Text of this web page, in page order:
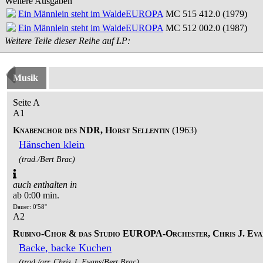
Ein Männlein steht im WaldeEUROPA MC 515 412.0 (1979)
Ein Männlein steht im WaldeEUROPA MC 512 002.0 (1987)
Weitere Teile dieser Reihe auf LP:
Musik
Seite A
A1
Knabenchor des NDR, Horst Sellentin (1963)
Hänschen klein
(trad./Bert Brac)
auch enthalten in
ab 0:00 min.
Dauer: 0'58''
A2
Rubino-Chor & das Studio EUROPA-Orchester, Chris J.
Backe, backe Kuchen